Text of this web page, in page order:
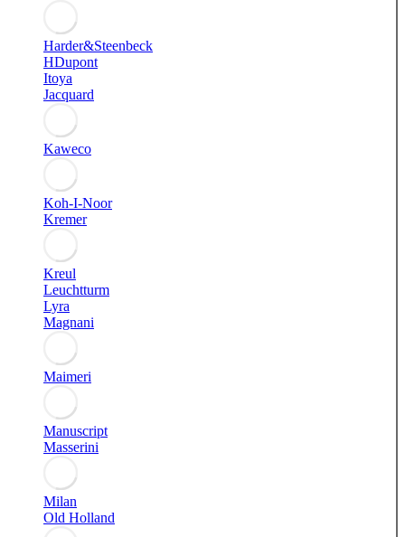
Harder&Steenbeck
HDupont
Itoya
Jacquard
Kaweco
Koh-I-Noor
Kremer
Kreul
Leuchtturm
Lyra
Magnani
Maimeri
Manuscript
Masserini
Milan
Old Holland